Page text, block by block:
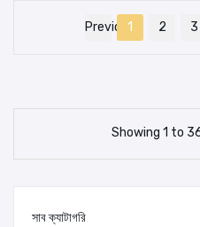
সাব ক্যাটাগরি
Previous1 2 3
Showing 1 to